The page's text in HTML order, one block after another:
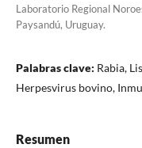
Laboratorio Regional
Paysandú, Uruguay.
Palabras clave: Rabia,
Herpesvirus bovino,
Resumen